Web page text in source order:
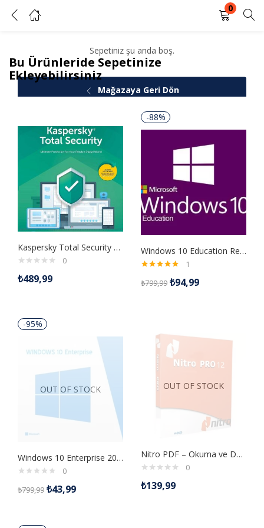
0
KAYIT OL
Kullanıcı adınızı ve şifrenizi girin.
Beni Hatırla
Sepetiniz şu anda boş.
Mağazaya Geri Dön
Bu Ürünleride Sepetinize
Ekleyebilirsiniz
Kaspersky Total Security 2020 1 Kullanıcı 1 Yıl
0
₺489,99
-88%
Windows 10 Education Retail Dijital Lisans Anahtarı
5.00oy aldı
1
₺799,99 ₺94,99
-95%
OUT OF STOCK
Windows 10 Enterprise 2016 LTSB Retail Dijital Lisans Anahtarı
0
₺799,99 ₺43,99
OUT OF STOCK
Nitro PDF – Okuma ve Düzenleme Dijital Lisans Anahtarı
0
₺139,99